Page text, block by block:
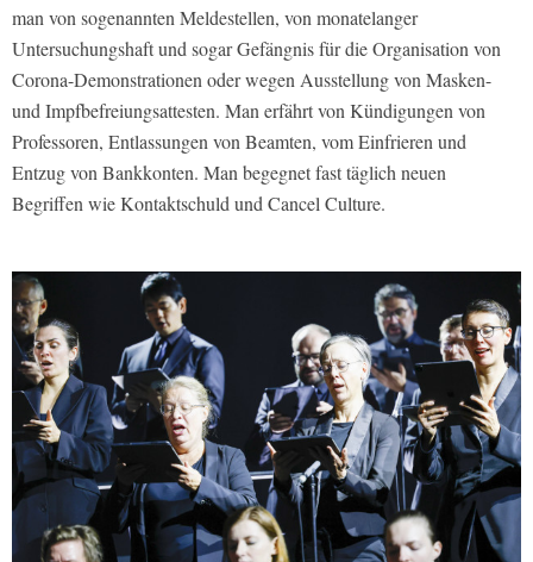
man von sogenannten Meldestellen, von monatelanger
Untersuchungshaft und sogar Gefängnis für die Organisation von
Corona-Demonstrationen oder wegen Ausstellung von Masken-
und Impfbefreiungsattesten. Man erfährt von Kündigungen von
Professoren, Entlassungen von Beamten, vom Einfrieren und
Entzug von Bankkonten. Man begegnet fast täglich neuen
Begriffen wie Kontaktschuld und Cancel Culture.